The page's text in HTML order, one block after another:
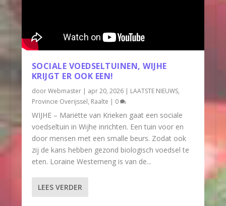
SOCIALE VOEDSELTUINEN, WIJHE
KRIJGT ER OOK EEN!
doorWebmaster| apr 20, 2026| LAATSTE NIEUWS,
Provincie Overijssel, Raalte | 0
WIJHE – Mariëtte van Krieken gaat een sociale
voedseltuin in Wijhe inrichten. Een tuin voor en
door mensen met een smalle beurs. Zodat ook
zij de kans hebben gezond biologisch voedsel te
eten. Loraine Westerneng is van de...
LEES VERDER